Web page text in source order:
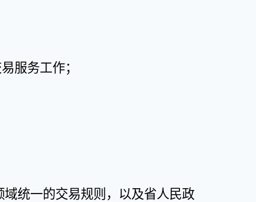
服务工作；
统一的交易规则，以及省人民政